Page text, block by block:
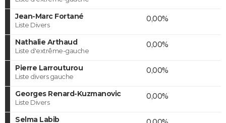
Jean-Marc Fortané
Liste Divers
0,00%
Nathalie Arthaud
Liste d'extrême-gauche
0,00%
Pierre Larrouturou
Liste divers gauche
0,00%
Georges Renard-Kuzmanovic
Liste Divers
0,00%
Selma Labib